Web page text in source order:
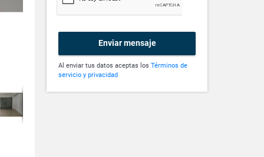
Enviar mensaje
Al enviar tus datos aceptas los Términos de
servicio y privacidad